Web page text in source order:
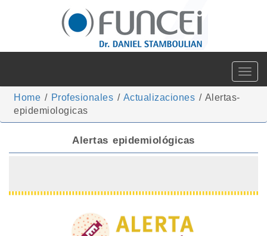
Toggle
Home / Profesionales / Actualizaciones / Alertas-
epidemiologicas
Alertas epidemiológicas